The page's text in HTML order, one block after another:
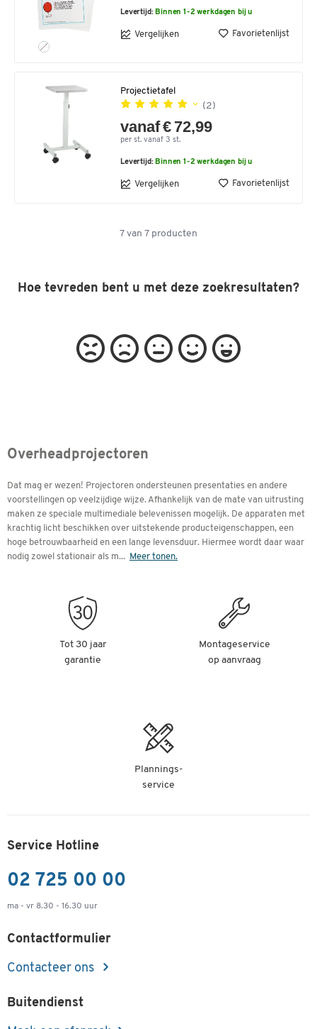
Levertijd: Binnen 1-2 werkdagen bij u
Vergelijken Favorietenlijst
Projectietafel
(2)
vanaf € 72,99
per st. vanaf 3 st.
Levertijd: Binnen 1-2 werkdagen bij u
Vergelijken Favorietenlijst
7 van 7 producten
Hoe tevreden bent u met deze zoekresultaten?
Overheadprojectoren
Dat mag er wezen! Projectoren ondersteunen presentaties en andere
voorstellingen op veelzijdige wijze. Afhankelijk van de mate van uitrusting
maken ze speciale multimediale belevenissen mogelijk. De apparaten met
krachtig licht beschikken over uitstekende producteigenschappen, een
hoge betrouwbaarheid en een lange levensduur. Hiermee wordt daar waar
nodig zowel stationair als m... Meer tonen.
Tot 30 jaar
garantie
Montageservice
op aanvraag
Plannings-
service
Service Hotline
02 725 00 00
ma - vr 8.30 - 16.30 uur
Contactformulier
Contacteer ons
Buitendienst